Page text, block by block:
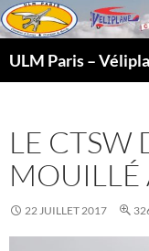
ULM Paris –
LE CTSW
MOUILLÉ
22 JUILLET 2017